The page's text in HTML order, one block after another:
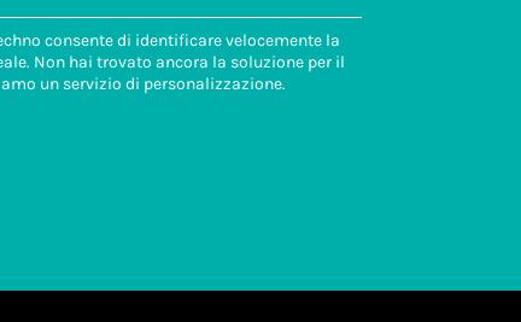
consente di identificare velocemente la
Non hai trovato ancora la soluzione per il
un servizio di personalizzazione.